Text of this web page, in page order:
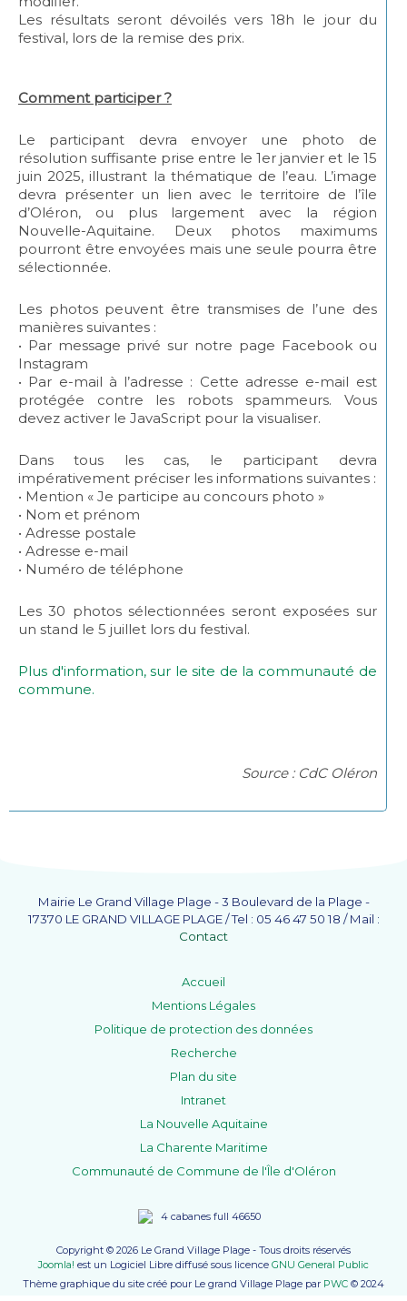
Les résultats seront dévoilés vers 18h le jour du
festival, lors de la remise des prix.
Comment participer ?
Le participant devra envoyer une photo de
résolution suffisante prise entre le 1er janvier et le 15
juin 2025, illustrant la thématique de l’eau. L’image
devra présenter un lien avec le territoire de l’île
d’Oléron, ou plus largement avec la région
Nouvelle-Aquitaine. Deux photos maximums
pourront être envoyées mais une seule pourra être
sélectionnée.
Les photos peuvent être transmises de l’une des
manières suivantes :
• Par message privé sur notre page Facebook ou
Instagram
• Par e-mail à l’adresse : Cette adresse e-mail est
protégée contre les robots spammeurs. Vous
devez activer le JavaScript pour la visualiser.
Dans tous les cas, le participant devra
impérativement préciser les informations suivantes :
• Mention « Je participe au concours photo »
• Nom et prénom
• Adresse postale
• Adresse e-mail
• Numéro de téléphone
Les 30 photos sélectionnées seront exposées sur
un stand le 5 juillet lors du festival.
Plus d'information, sur le site de la communauté de
commune.
Source : CdC Oléron
Mairie Le Grand Village Plage - 3 Boulevard de la Plage -
17370 LE GRAND VILLAGE PLAGE / Tel : 05 46 47 50 18 / Mail :
Contact
Accueil
Mentions Légales
Politique de protection des données
Recherche
Plan du site
Intranet
La Nouvelle Aquitaine
La Charente Maritime
Communauté de Commune de l'Île d'Oléron
Copyright © 2026 Le Grand Village Plage - Tous droits réservés
Joomla! est un Logiciel Libre diffusé sous licence GNU General Public
Thème graphique du site créé pour Le grand Village Plage par PWC © 2024